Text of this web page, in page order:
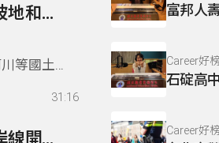
26- 從紀錄片【看見台灣】談環境科學教育(二):山坡地和河川等國土保育
等國土
31:16
25- 從紀錄片【看見台灣】談環境科學教育(一):海岸線開發問題
Career好
Career好